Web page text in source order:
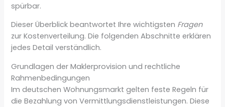
spürbar.
Dieser Überblick beantwortet Ihre wichtigsten Fragen
zur Kostenverteilung. Die folgenden Abschnitte erklären
jedes Detail verständlich.
Grundlagen der Maklerprovision und rechtliche
Rahmenbedingungen
Im deutschen Wohnungsmarkt gelten feste Regeln für
die Bezahlung von Vermittlungsdienstleistungen. Diese